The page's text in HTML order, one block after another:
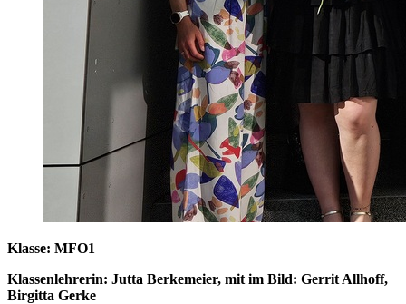
Klasse: MFO1
Klassenlehrerin: Jutta Berkemeier, mit im Bild: Gerrit Allhoff,
Birgitta Gerke